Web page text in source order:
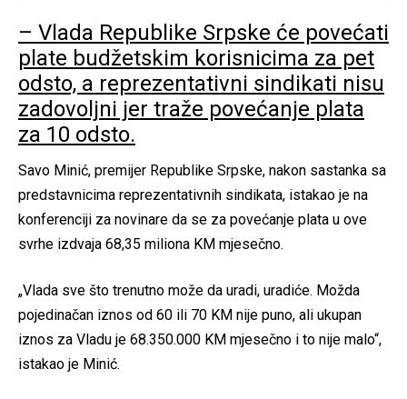
– Vlada Republike Srpske će povećati
plate budžetskim korisnicima za pet
odsto, a reprezentativni sindikati nisu
zadovoljni jer traže povećanje plata
za 10 odsto.
Savo Minić, premijer Republike Srpske, nakon sastanka sa
predstavnicima reprezentativnih sindikata, istakao je na
konferenciji za novinare da se za povećanje plata u ove
svrhe izdvaja 68,35 miliona KM mjesečno.
„Vlada sve što trenutno može da uradi, uradiće. Možda
pojedinačan iznos od 60 ili 70 KM nije puno, ali ukupan
iznos za Vladu je 68.350.000 KM mjesečno i to nije malo“,
istakao je Minić.